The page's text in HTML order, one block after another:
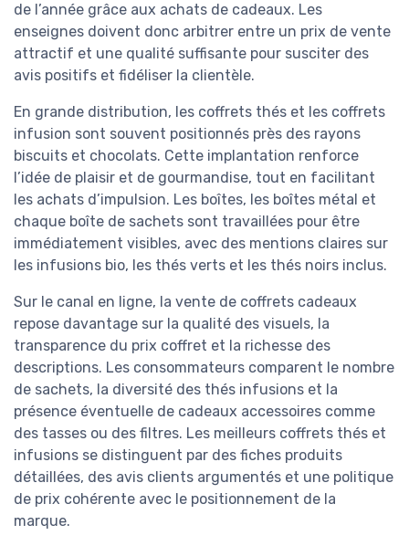
de l’année grâce aux achats de cadeaux. Les
enseignes doivent donc arbitrer entre un prix de vente
attractif et une qualité suffisante pour susciter des
avis positifs et fidéliser la clientèle.
En grande distribution, les coffrets thés et les coffrets
infusion sont souvent positionnés près des rayons
biscuits et chocolats. Cette implantation renforce
l’idée de plaisir et de gourmandise, tout en facilitant
les achats d’impulsion. Les boîtes, les boîtes métal et
chaque boîte de sachets sont travaillées pour être
immédiatement visibles, avec des mentions claires sur
les infusions bio, les thés verts et les thés noirs inclus.
Sur le canal en ligne, la vente de coffrets cadeaux
repose davantage sur la qualité des visuels, la
transparence du prix coffret et la richesse des
descriptions. Les consommateurs comparent le nombre
de sachets, la diversité des thés infusions et la
présence éventuelle de cadeaux accessoires comme
des tasses ou des filtres. Les meilleurs coffrets thés et
infusions se distinguent par des fiches produits
détaillées, des avis clients argumentés et une politique
de prix cohérente avec le positionnement de la
marque.